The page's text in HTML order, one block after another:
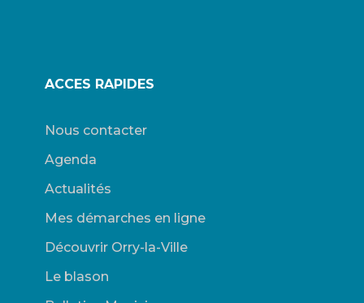
ACCES RAPIDES
Nous contacter
Agenda
Actualités
Mes démarches en ligne
Découvrir Orry-la-Ville
Le blason